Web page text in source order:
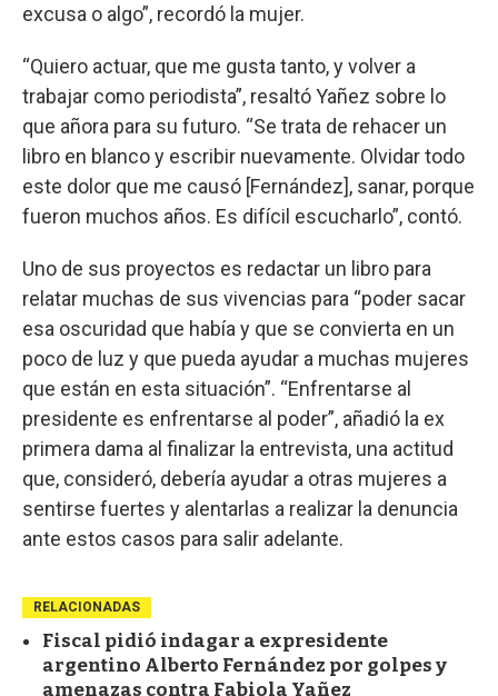
excusa o algo”, recordó la mujer.
“Quiero actuar, que me gusta tanto, y volver a
trabajar como periodista”, resaltó Yañez sobre lo
que añora para su futuro. “Se trata de rehacer un
libro en blanco y escribir nuevamente. Olvidar todo
este dolor que me causó [Fernández], sanar, porque
fueron muchos años. Es difícil escucharlo”, contó.
Uno de sus proyectos es redactar un libro para
relatar muchas de sus vivencias para “poder sacar
esa oscuridad que había y que se convierta en un
poco de luz y que pueda ayudar a muchas mujeres
que están en esta situación”. “Enfrentarse al
presidente es enfrentarse al poder”, añadió la ex
primera dama al finalizar la entrevista, una actitud
que, consideró, debería ayudar a otras mujeres a
sentirse fuertes y alentarlas a realizar la denuncia
ante estos casos para salir adelante.
RELACIONADAS
Fiscal pidió indagar a expresidente
argentino Alberto Fernández por golpes y
amenazas contra Fabiola Yañez